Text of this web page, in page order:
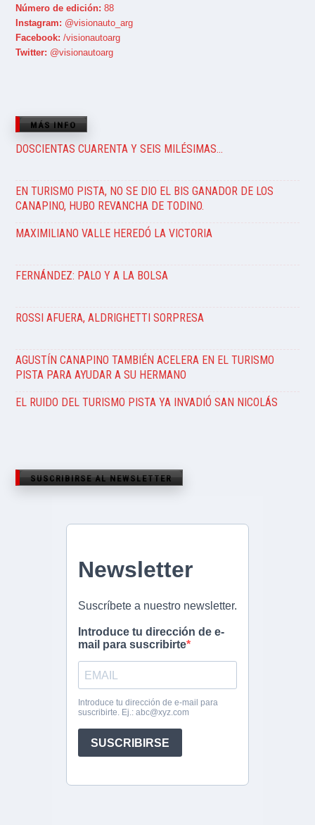
Número de edición: 88
Instagram: @visionauto_arg
Facebook: /visionautoarg
Twitter: @visionautoarg
MÁS INFO
DOSCIENTAS CUARENTA Y SEIS MILÉSIMAS…
EN TURISMO PISTA, NO SE DIO EL BIS GANADOR DE LOS
CANAPINO, HUBO REVANCHA DE TODINO.
MAXIMILIANO VALLE HEREDÓ LA VICTORIA
FERNÁNDEZ: PALO Y A LA BOLSA
ROSSI AFUERA, ALDRIGHETTI SORPRESA
AGUSTÍN CANAPINO TAMBIÉN ACELERA EN EL TURISMO
PISTA PARA AYUDAR A SU HERMANO
EL RUIDO DEL TURISMO PISTA YA INVADIÓ SAN NICOLÁS
SUSCRIBIRSE AL NEWSLETTER